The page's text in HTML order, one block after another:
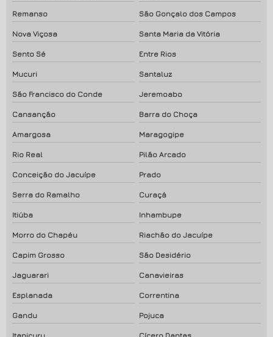
Remanso São Gonçalo dos Campos
Nova Viçosa Santa Maria da Vitória
Sento Sé Entre Rios
Mucuri Santaluz
São Francisco do Conde Jeremoabo
Cansanção Barra do Choça
Amargosa Maragogipe
Rio Real Pilão Arcado
Conceição do Jacuípe Prado
Serra do Ramalho Curaçá
Itiúba Inhambupe
Morro do Chapéu Riachão do Jacuípe
Capim Grosso São Desidério
Jaguarari Canavieiras
Esplanada Correntina
Gandu Pojuca